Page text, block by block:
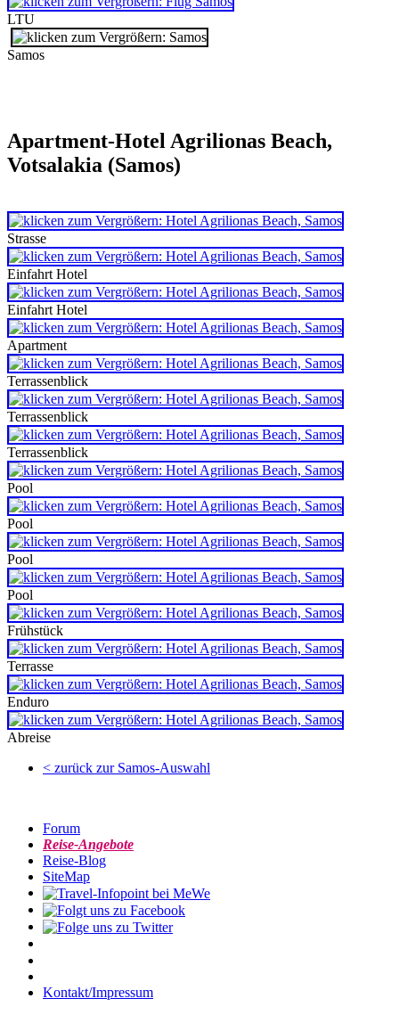
LTU
Samos
Apartment-Hotel Agrilionas Beach,
Votsalakia (Samos)
Strasse
Einfahrt Hotel
Einfahrt Hotel
Apartment
Terrassenblick
Terrassenblick
Terrassenblick
Pool
Pool
Pool
Pool
Frühstück
Terrasse
Enduro
Abreise
< zurück zur Samos-Auswahl
Forum
Reise-Angebote
Reise-Blog
SiteMap
Kontakt/Impressum